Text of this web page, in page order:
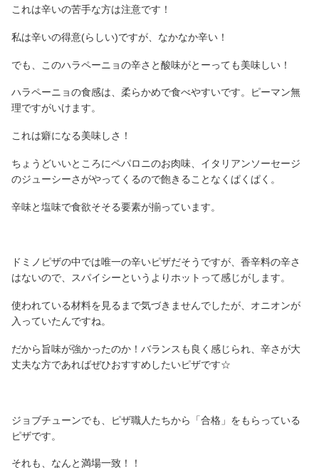
これは辛いの苦手な方は注意です！
私は辛いの得意(らしい)ですが、なかなか辛い！
でも、このハラペーニョの辛さと酸味がとーっても美味しい！
ハラペーニョの食感は、柔らかめで食べやすいです。ピーマン無
理ですがいけます。
これは癖になる美味しさ！
ちょうどいいところにペパロニのお肉味、イタリアンソーセージ
のジューシーさがやってくるので飽きることなくぱくぱく。
辛味と塩味で食欲そそる要素が揃っています。
ドミノピザの中では唯一の辛いピザだそうですが、香辛料の辛さ
はないので、スパイシーというよりホットって感じがします。
使われている材料を見るまで気づきませんでしたが、オニオンが
入っていたんですね。
だから旨味が強かったのか！バランスも良く感じられ、辛さが大
丈夫な方であればぜひおすすめしたいピザです☆
ジョブチューンでも、ピザ職人たちから「合格」をもらっている
ピザです。
それも、なんと満場一致！！